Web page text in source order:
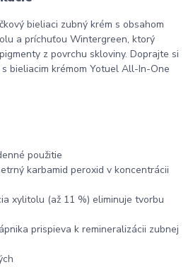
bieliaci zubný krém s obsahom
a príchuťou Wintergreen, ktorý
z povrchu skloviny. Doprajte si
bieliacim krémom Yotuel All-In-One
použitie
karbamid peroxid v koncentrácii
xylitolu (až 11 %) eliminuje tvorbu
prispieva k remineralizácii zubnej